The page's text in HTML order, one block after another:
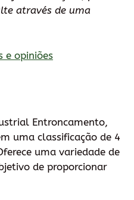
através de uma
e opiniões
Entroncamento,
uma classificação de 4
uma variedade de
de proporcionar